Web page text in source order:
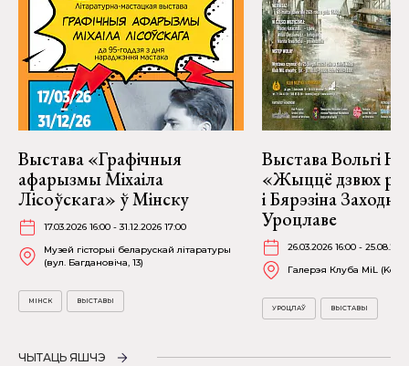
Выстава «Графічныя
афарызмы Міхаіла
Лісоўскага» ў Мінску
17.03.2026 16:00 - 31.12.2026 17:00
Музей гісторыі беларускай літаратуры
(вул. Багдановіча, 13)
МІНСК ВЫСТАВЫ
Выстава Вольгі
«Жыццё дзвюх
і Бярэзіна
Уроцлаве
26.03.2026 16:00 -
Галерэя Клуба MiL
УРОЦЛАЎ ВЫСТАВЫ
ЧЫТАЦЬ ЯШЧЭ